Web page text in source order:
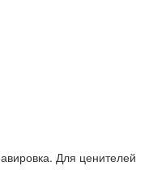
Для ценителей